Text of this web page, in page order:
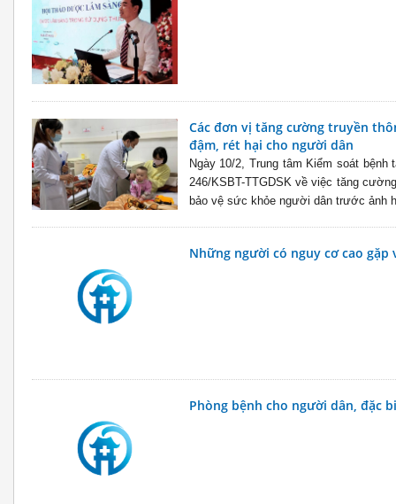
Các đơn vị tăng cường truyền
đậm, rét hại cho người dân
Ngày 10/2, Trung tâm Kiểm soát
246/KSBT-TTGDSK về việc tăng
bảo vệ sức khỏe người dân trước ảnh
Những người có nguy cơ cao
Phòng bệnh cho người dân, đặc